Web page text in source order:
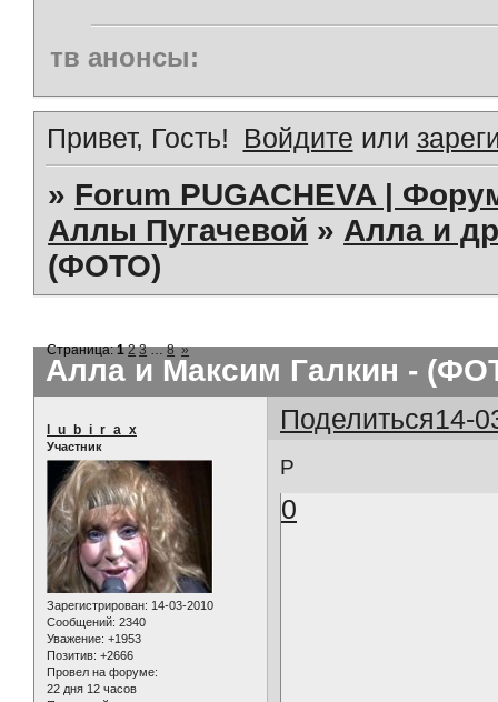
тв анонсы:
Привет, Гость! Войдите или
» Forum PUGACHEVA |
Аллы Пугачевой » Алла и
(ФОТО)
Алла и Максим Галкин -
Страница:1 2 3 … 8 »
Поделиться14-
l_u_b_i_r_a_x
Участник
Зарегистрирован: 14-03-2010
Сообщений: 2340
Уважение: +1953
Позитив: +2666
Провел на форуме:
22 дня 12 часов
Р
0